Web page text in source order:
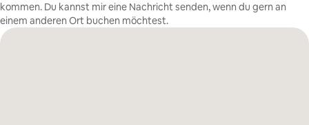
kommen. Du kannst mir eine Nachricht senden, wenn du gern an
einem anderen Ort buchen möchtest.